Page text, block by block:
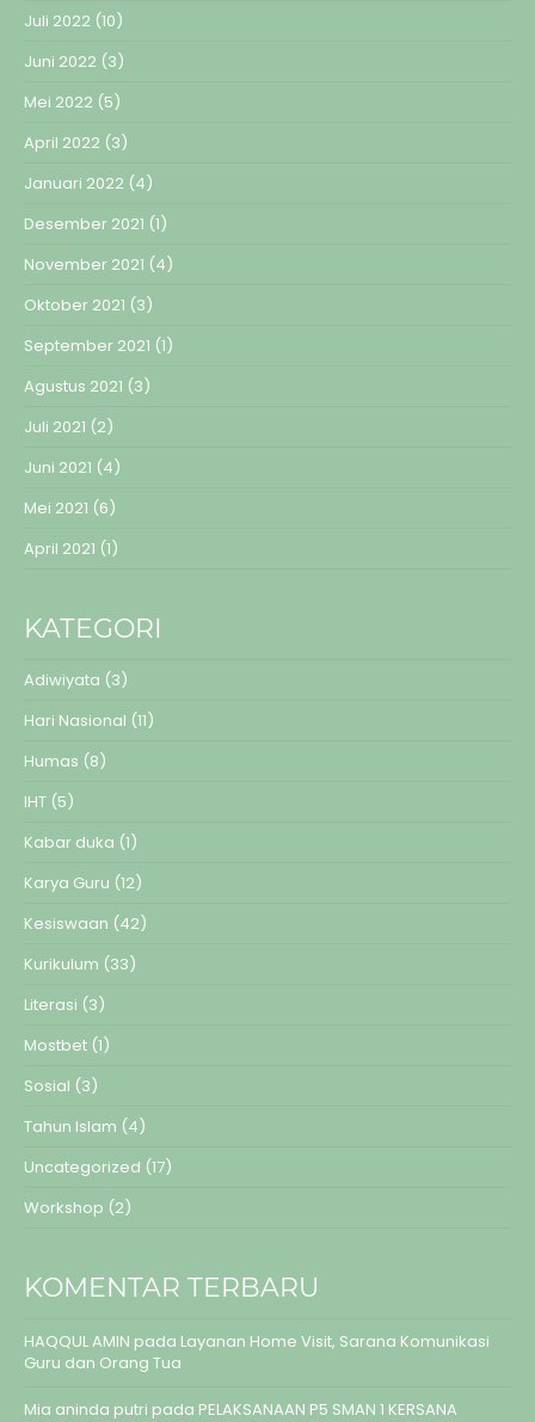
Juli 2022 (10)
Juni 2022 (3)
Mei 2022 (5)
April 2022 (3)
Januari 2022 (4)
Desember 2021 (1)
November 2021 (4)
Oktober 2021 (3)
September 2021 (1)
Agustus 2021 (3)
Juli 2021 (2)
Juni 2021 (4)
Mei 2021 (6)
April 2021 (1)
KATEGORI
Adiwiyata (3)
Hari Nasional (11)
Humas (8)
IHT (5)
Kabar duka (1)
Karya Guru (12)
Kesiswaan (42)
Kurikulum (33)
Literasi (3)
Mostbet (1)
Sosial (3)
Tahun Islam (4)
Uncategorized (17)
Workshop (2)
KOMENTAR TERBARU
HAQQUL AMIN pada Layanan Home Visit, Sarana Komunikasi
Guru dan Orang Tua
Mia aninda putri pada PELAKSANAAN P5 SMAN 1 KERSANA